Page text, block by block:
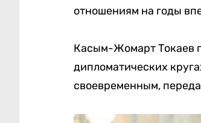
отношениям на годы
Касым-Жомарт Токаев
дипломатических
своевременным,